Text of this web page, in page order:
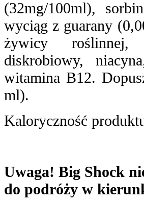
(32mg/100ml),
wyciąg z guarany
żywicy roślinnej,
diskrobiowy,
witamina B12.
ml).
Kaloryczność
Uwaga! Big Shock
do podróży w